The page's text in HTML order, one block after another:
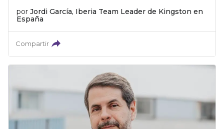
por Jordi García, Iberia Team Leader de Kingston en
España
Compartir